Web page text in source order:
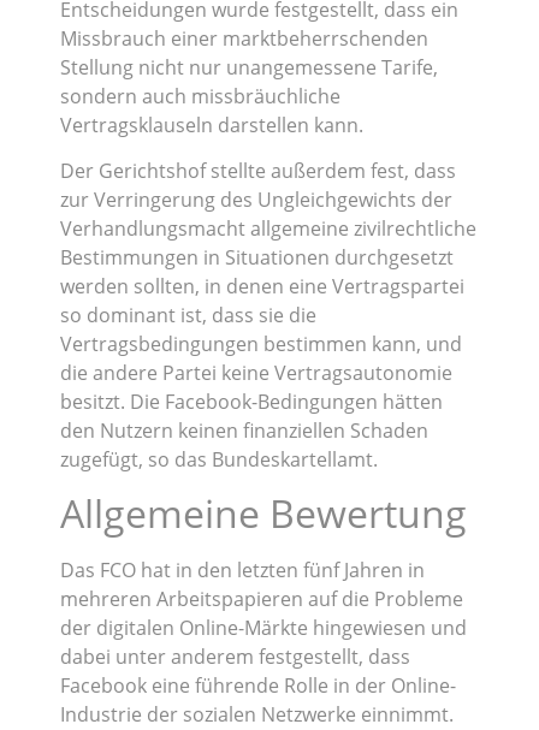
Entscheidungen wurde festgestellt, dass ein
Missbrauch einer marktbeherrschenden
Stellung nicht nur unangemessene Tarife,
sondern auch missbräuchliche
Vertragsklauseln darstellen kann.
Der Gerichtshof stellte außerdem fest, dass
zur Verringerung des Ungleichgewichts der
Verhandlungsmacht allgemeine zivilrechtliche
Bestimmungen in Situationen durchgesetzt
werden sollten, in denen eine Vertragspartei
so dominant ist, dass sie die
Vertragsbedingungen bestimmen kann, und
die andere Partei keine Vertragsautonomie
besitzt. Die Facebook-Bedingungen hätten
den Nutzern keinen finanziellen Schaden
zugefügt, so das Bundeskartellamt.
Allgemeine Bewertung
Das FCO hat in den letzten fünf Jahren in
mehreren Arbeitspapieren auf die Probleme
der digitalen Online-Märkte hingewiesen und
dabei unter anderem festgestellt, dass
Facebook eine führende Rolle in der Online-
Industrie der sozialen Netzwerke einnimmt.